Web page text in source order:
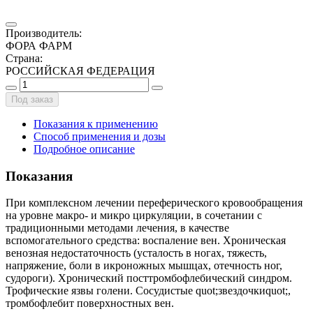
Производитель:
ФОРА ФАРМ
Страна:
РОССИЙСКАЯ ФЕДЕРАЦИЯ
Под заказ
Показания к применению
Способ применения и дозы
Подробное описание
Показания
При комплексном лечении переферического кровообращения
на уровне макро- и микро циркуляции, в сочетании с
традиционными методами лечения, в качестве
вспомогательного средства: воспаление вен. Хроническая
венозная недостаточность (усталость в ногах, тяжесть,
напряжение, боли в икроножных мышцах, отечность ног,
судороги). Хронический посттромбофлебический синдром.
Трофические язвы голени. Сосудистые quot;звездочкиquot;,
тромбофлебит поверхностных вен.